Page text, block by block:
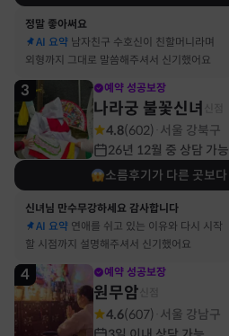
정말 좋아써요
AI 요약 남자친구 수호신이 친할머니라며
외형까지 그대로 말씀해주셔서 신기했어요
3 예약 성공보장
나라궁 불꽃신녀
4.8(602) 서울 강북구
26년 12월 중 상담 가능
소름후기가 다른 곳보다
신녀님 만수무강하세요 감사합니다
AI 요약 연애를 쉬고 있는 이유와 다시 시작
할 시점까지 설명해주셔서 신기했어요
4 예약 성공보장
원무암
4.6(607) 서울 강남구